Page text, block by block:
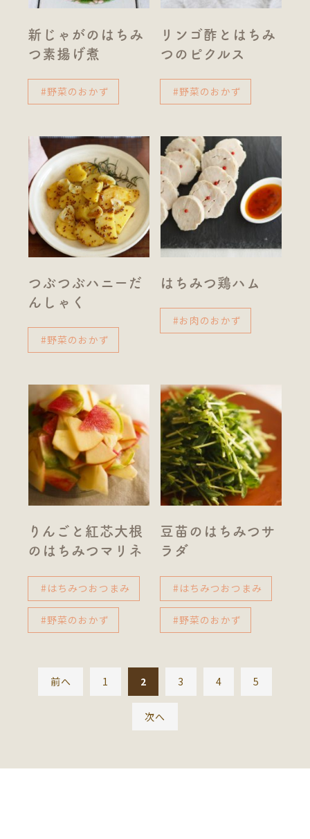
新じゃがのはちみ
つ素揚げ煮
#野菜のおかず
リンゴ酢とはちみ
つのピクルス
#野菜のおかず
つぶつぶハニーだ
んしゃく
#野菜のおかず
はちみつ鶏ハム
#お肉のおかず
りんごと紅芯大根
のはちみつマリネ
#はちみつおつまみ
#野菜のおかず
豆苗のはちみつサ
ラダ
#はちみつおつまみ
#野菜のおかず
前へ 1 2 3 4 5
次へ